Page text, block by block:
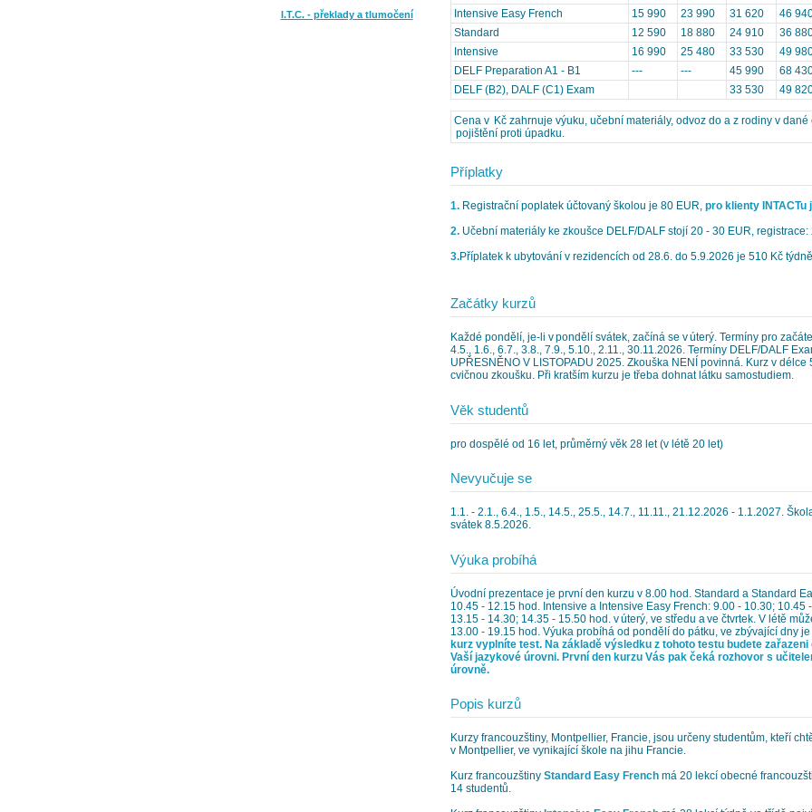
I.T.C. - překlady a tlumočení
Intensive Easy French
15 990 23 990 31 620
46
Standard
12 590 18 880 24 910
36
Intensive
16 990 25 480 33 530
49
DELF Preparation A1 - B1
--- --- 45 990
68
DELF (B2), DALF (C1) Exam
33 530 49
Cena v Kč zahrnuje výuku, učební materiály, odvoz do a z rodiny v dané
pojištění proti úpadku.
Příplatky
1.Registrační poplatek účtovaný školou je 80 EUR, pro klienty INTACTu
2.Učební materiály ke zkoušce DELF/DALF stojí 20 - 30 EUR, registrace:
3.Příplatek k ubytování v rezidencích od 28.6. do 5.9.2026 je 510 Kč
Začátky kurzů
Každé pondělí, je-li v pondělí svátek, začíná se v úterý. Termíny pro
4.5., 1.6., 6.7., 3.8., 7.9., 5.10., 2.11., 30.11.2026. Termíny DELF/DALF
UPŘESNĚNO V LISTOPADU 2025. Zkouška NENÍ povinná. Kurz v
cvičnou zkoušku. Při kratším kurzu je třeba dohnat látku samostudiem.
Věk studentů
pro dospělé od 16 let, průměrný věk 28 let (v létě 20 let)
Nevyučuje se
1.1. - 2.1., 6.4., 1.5., 14.5., 25.5., 14.7., 11.11., 21.12.2026 - 1.1.2027.
svátek 8.5.2026.
Výuka probíhá
Úvodní prezentace je první den kurzu v 8.00 hod. Standard a Standard
10.45 - 12.15 hod. Intensive a Intensive Easy French: 9.00 - 10.30; 10.45
13.15 - 14.30; 14.35 - 15.50 hod. v úterý, ve středu a ve čtvrtek. V létě
13.00 - 19.15 hod. Výuka probíhá od pondělí do pátku, ve zbývající dny
kurz vyplníte test. Na základě výsledku z tohoto testu budete
Vaší jazykové úrovni. První den kurzu Vás pak čeká rozhovor s
úrovně.
Popis kurzů
Kurzy francouzštiny, Montpellier, Francie, jsou určeny studentům, kteří
v Montpellier, ve vynikající škole na jihu Francie.
Kurz francouzštiny Standard Easy Frenchmá 20 lekcí obecné
14 studentů.